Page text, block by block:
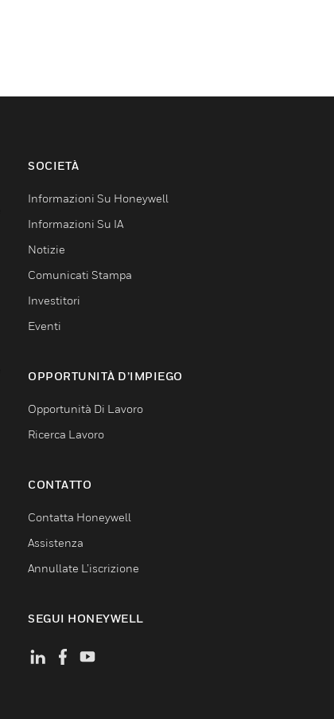
SOCIETÀ
Informazioni Su Honeywell
Informazioni Su IA
Notizie
Comunicati Stampa
Investitori
Eventi
OPPORTUNITÀ D’IMPIEGO
Opportunità Di Lavoro
Ricerca Lavoro
CONTATTO
Contatta Honeywell
Assistenza
Annullate L’iscrizione
SEGUI HONEYWELL